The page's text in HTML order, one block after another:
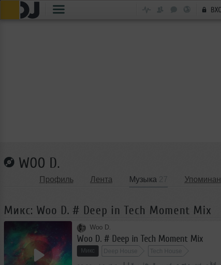
WOO D.
Профиль Лента Музыка
Микс: Woo D. # Deep in Tech Moment Mix
Woo D.
Woo D. # Deep in Tech Moment Mix
Микс Deep House Tech House